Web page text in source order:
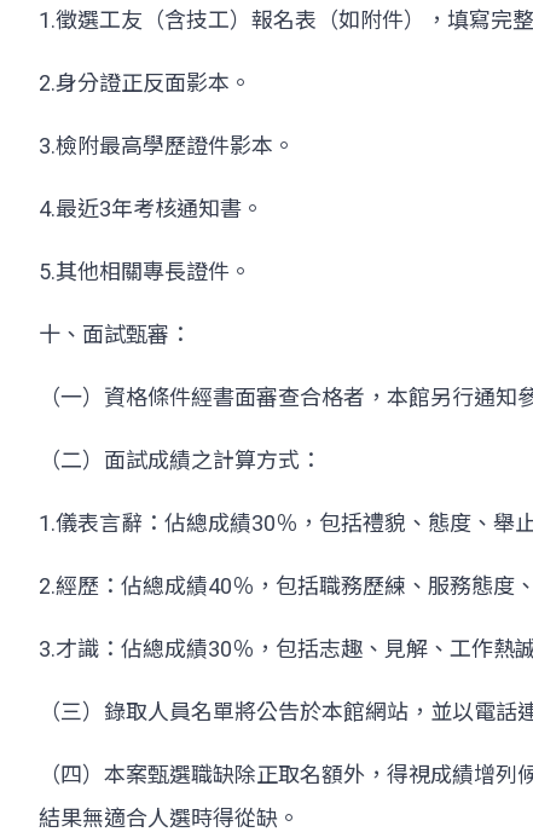
1.徵選工友（含技工）報名表（如附件），填寫完
2.身分證正反面影本。
3.檢附最高學歷證件影本。
4.最近3年考核通知書。
5.其他相關專長證件。
十、面試甄審：
（一）資格條件經書面審查合格者，本館另行通
（二）面試成績之計算方式：
1.儀表言辭：佔總成績30％，包括禮貌、態度、舉
2.經歷：佔總成績40％，包括職務歷練、服務態度
3.才識：佔總成績30％，包括志趣、見解、工作熱
（三）錄取人員名單將公告於本館網站，並以電
（四）本案甄選職缺除正取名額外，得視成績增
結果無適合人選時得從缺。